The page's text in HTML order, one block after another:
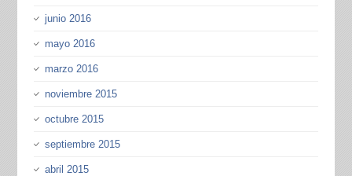
junio 2016
mayo 2016
marzo 2016
noviembre 2015
octubre 2015
septiembre 2015
abril 2015